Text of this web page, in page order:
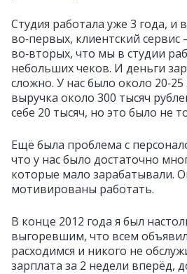
Студия работала уже 3 года, и
во‑первых, клиентский
во‑вторых, что мы в студии
небольших чеков. И деньги
сложно. У нас было около
выручка около 300 тысяч
себе 20 тысяч, но это было не
Ещё была проблема с
что у нас было достаточно
которые мало зарабатывали.
мотивированы работать.
В конце 2012 года я был
выгоревшим, что всем
расходимся и никого не
зарплата за 2 недели вперёд,